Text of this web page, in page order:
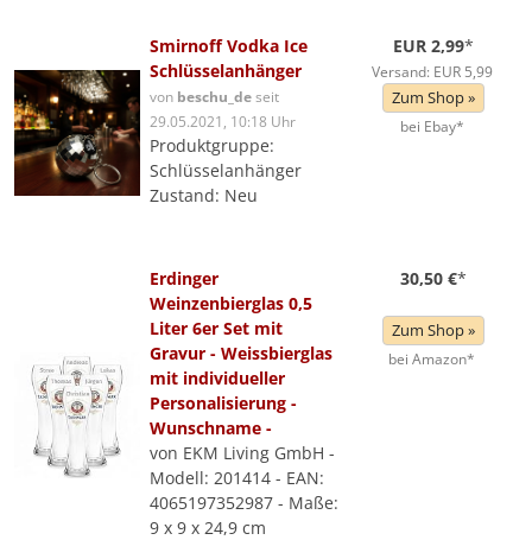
Smirnoff Vodka Ice
Schlüsselanhänger
von beschu_deseit
29.05.2021, 10:18 Uhr
Produktgruppe:
Schlüsselanhänger
Zustand: Neu
EUR 2,99*
Versand: EUR 5,99
Zum Shop »
bei Ebay*
Erdinger
Weinzenbierglas 0,5
Liter 6er Set mit
Gravur - Weissbierglas
mit individueller
Personalisierung -
Wunschname -
von EKM Living GmbH -
Modell: 201414 - EAN:
4065197352987 - Maße:
9 x 9 x 24,9 cm
30,50 €*
Zum Shop »
bei Amazon*